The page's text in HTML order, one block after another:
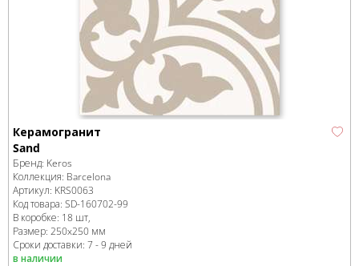
Керамогранит
Sand
Бренд: Keros
Коллекция: Barcelona
Артикул: KRS0063
Код товара: SD-160702-99
В коробке: 18 шт,
Размер: 250x250 мм
Сроки доставки: 7 - 9 дней
в наличии